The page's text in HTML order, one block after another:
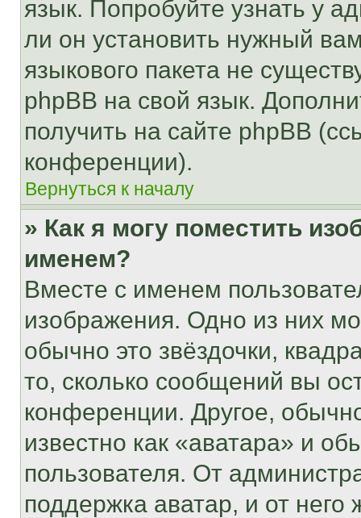
язык. Попробуйте узнать у
ли он установить нужный
языкового пакета не
phpBB на свой язык.
получить на сайте phpBB
конференции).
Вернуться к началу
» Как я могу поместить
именем?
Вместе с именем
изображения. Одно из них
обычно это звёздочки,
то, сколько сообщений вы
конференции. Другое,
известно как «аватара» и
пользователя. От
поддержка аватар, и от него